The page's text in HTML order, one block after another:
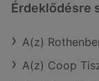
Érdeklődésre
A(z)
A(z) Coop